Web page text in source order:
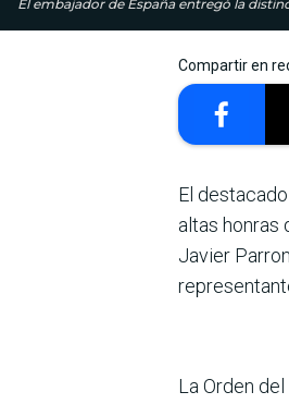
El emba­jador de España entregó la
Compartir en
El
altas honras
Javier
La Orden